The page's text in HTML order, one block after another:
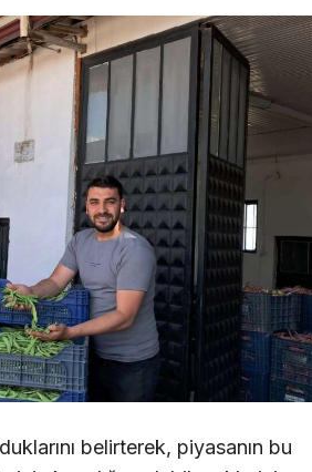
belirterek, piyasanın bu